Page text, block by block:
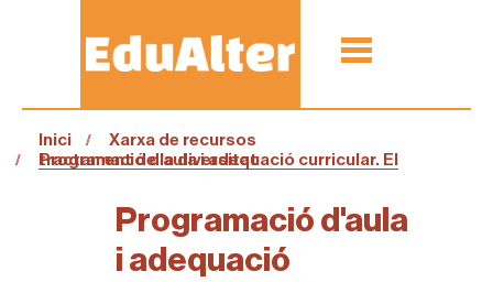
Inici
Xarxa de recursos
Programació d'aula i adequació curricular. El tractament de la diversitat
Programació d'aula
i adequació